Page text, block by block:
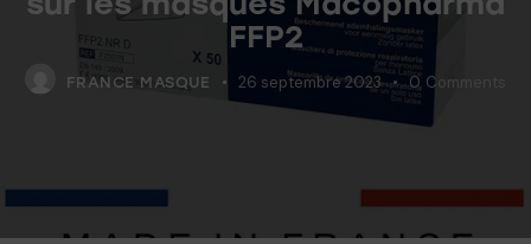
FFP2
FRANCE MASQUE 26 septembre 2023 0 Comments